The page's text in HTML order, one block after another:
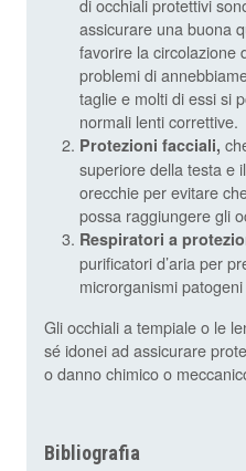
di occhiali protettivi
assicurare una buona
favorire la circolazione
problemi di
taglie e molti di essi si
normali lenti correttive.
Protezioni facciali,
superiore della testa e
orecchie per evitare
possa raggiungere gli
Respiratori a
purificatori d’aria per
microrganismi
Gli occhiali a tempiale o le
sé idonei ad assicurare
o danno chimico o
Bibliografia